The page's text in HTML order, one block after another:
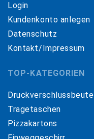
Login
Kundenkonto anlegen
Datenschutz
Kontakt/Impressum
TOP-KATEGORIEN
Druckverschlussbeutel
Tragetaschen
Pizzakartons